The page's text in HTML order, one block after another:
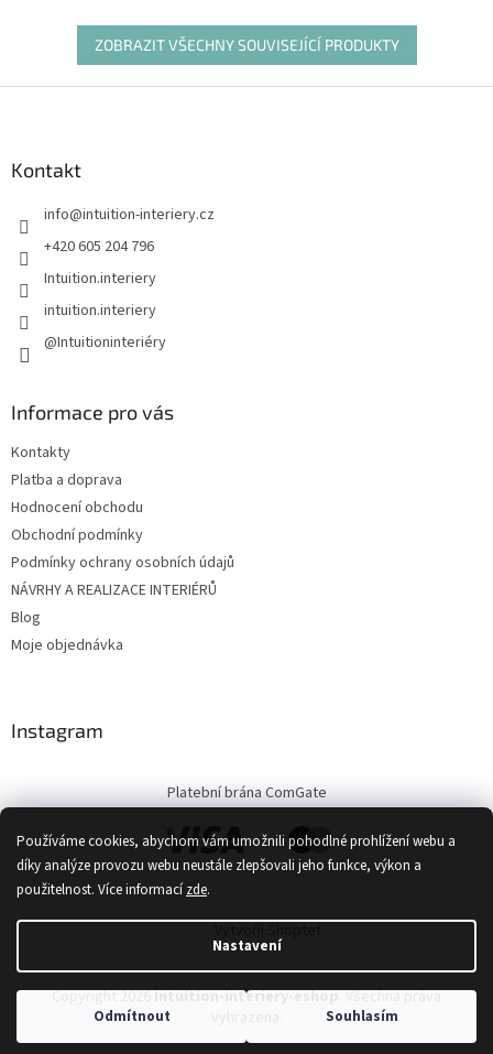
Používáme cookies, abychom vám umožnili pohodlné prohlížení webu a
díky analýze provozu webu neustále zlepšovali jeho funkce, výkon a
použitelnost. Více informacízde.
Nastavení
Odmítnout Souhlasím
ZOBRAZIT VŠECHNY SOUVISEJÍCÍ PRODUKTY
Kontakt
info@intuition-interiery.cz
+420 605 204 796
Intuition.interiery
intuition.interiery
@Intuitioninteriéry
Informace pro vás
Kontakty
Platba a doprava
Hodnocení obchodu
Obchodní podmínky
Podmínky ochrany osobních údajů
NÁVRHY A REALIZACE INTERIÉRŮ
Blog
Moje objednávka
Instagram
Platební brána ComGate
Copyright 2026Intuition-interiery-eshop. Všechna práva